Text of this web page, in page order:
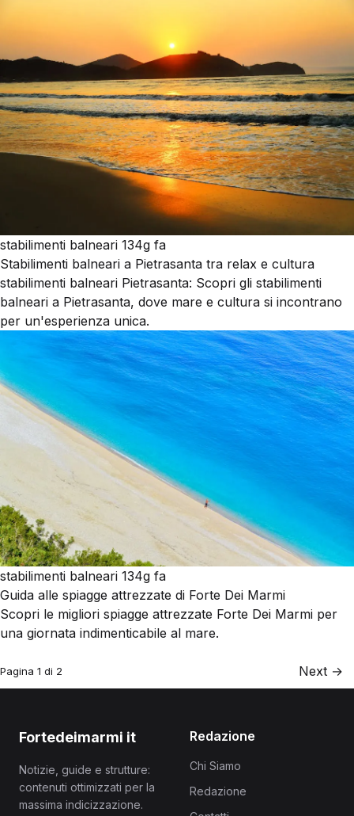
stabilimenti balneari 134g fa
Stabilimenti balneari a Pietrasanta tra relax e cultura
stabilimenti balneari Pietrasanta: Scopri gli stabilimenti
balneari a Pietrasanta, dove mare e cultura si incontrano
per un'esperienza unica.
stabilimenti balneari 134g fa
Guida alle spiagge attrezzate di Forte Dei Marmi
Scopri le migliori spiagge attrezzate Forte Dei Marmi per
una giornata indimenticabile al mare.
Pagina 1 di 2 Next →
Fortedeimarmi it
Notizie, guide e strutture:
contenuti ottimizzati per la
massima indicizzazione.
Redazione
Chi Siamo
Redazione